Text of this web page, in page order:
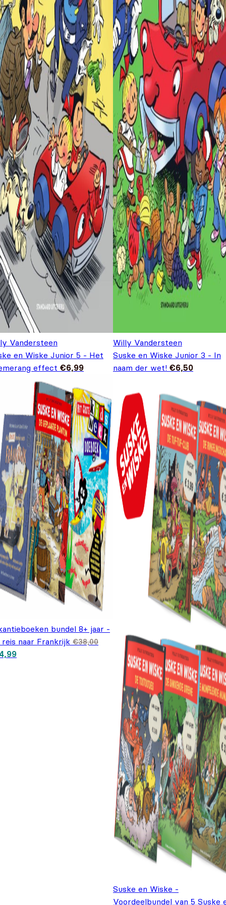
Vandersteen
en Wiske Junior 5 - Het
effect €6,99
Willy Vandersteen
Suske en Wiske Junior 3 - In
naam der wet! €6,50
bundel 8+ jaar -
reis naar Frankrijk €38,00
prijs was: €38,00.
Huidige prijs is: €24,99.
Suske en Wiske -
Voordeelbundel van 5 Suske